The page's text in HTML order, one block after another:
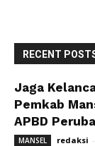
RECENT
Jaga
Pemkab
APBD
MANSEL redaksi -